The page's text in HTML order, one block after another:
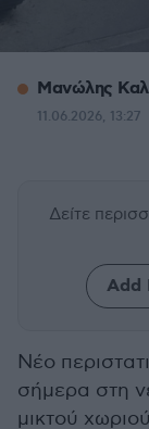
Μανώλης
11.06.2026, 13:27
Δείτε
Add
Νέο
σήμερα στη
μικτού